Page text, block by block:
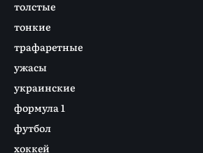
толстые
тонкие
трафаретные
ужасы
украинские
формула 1
футбол
хоккей